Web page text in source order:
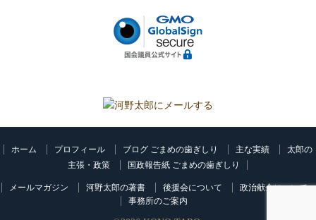
ホーム プロフィール ブログ ごまめの歯ぎしり 主な実績
太郎の
主張・政策
国政報告紙 ごまめの歯ぎしり
メールマガジン 河野太郎の著書 後援会について
政治献金について
事務所のご案内